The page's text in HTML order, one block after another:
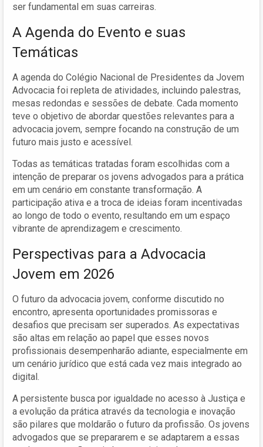
ser fundamental em suas carreiras.
A Agenda do Evento e suas
Temáticas
A agenda do Colégio Nacional de Presidentes da Jovem
Advocacia foi repleta de atividades, incluindo palestras,
mesas redondas e sessões de debate. Cada momento
teve o objetivo de abordar questões relevantes para a
advocacia jovem, sempre focando na construção de um
futuro mais justo e acessível.
Todas as temáticas tratadas foram escolhidas com a
intenção de preparar os jovens advogados para a prática
em um cenário em constante transformação. A
participação ativa e a troca de ideias foram incentivadas
ao longo de todo o evento, resultando em um espaço
vibrante de aprendizagem e crescimento.
Perspectivas para a Advocacia
Jovem em 2026
O futuro da advocacia jovem, conforme discutido no
encontro, apresenta oportunidades promissoras e
desafios que precisam ser superados. As expectativas
são altas em relação ao papel que esses novos
profissionais desempenharão adiante, especialmente em
um cenário jurídico que está cada vez mais integrado ao
digital.
A persistente busca por igualdade no acesso à Justiça e
a evolução da prática através da tecnologia e inovação
são pilares que moldarão o futuro da profissão. Os jovens
advogados que se prepararem e se adaptarem a essas